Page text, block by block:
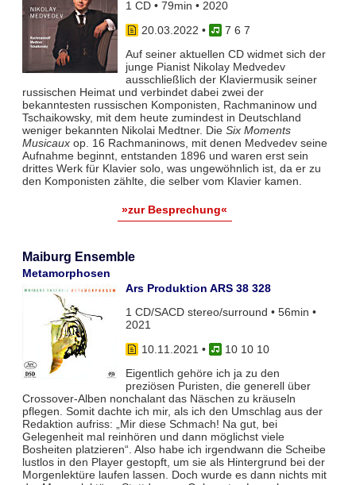
1 CD • 79min • 2020
20.03.2022 •
7 6 7
Auf seiner aktuellen CD widmet sich der
junge Pianist Nikolay Medvedev
ausschließlich der Klaviermusik seiner
russischen Heimat und verbindet dabei zwei der
bekanntesten russischen Komponisten, Rachmaninow und
Tschaikowsky, mit dem heute zumindest in Deutschland
weniger bekannten Nikolai Medtner. Die Six Moments
Musicauxop. 16 Rachmaninows, mit denen Medvedev seine
Aufnahme beginnt, entstanden 1896 und waren erst sein
drittes Werk für Klavier solo, was ungewöhnlich ist, da er zu
den Komponisten zählte, die selber vom Klavier kamen.
»zur Besprechung«
Maiburg Ensemble
Metamorphosen
Ars Produktion ARS 38 328
1 CD/SACD stereo/surround • 56min •
2021
10.11.2021 •
10 10 10
Eigentlich gehöre ich ja zu den
preziösen Puristen, die generell über
Crossover-Alben nonchalant das Näschen zu kräuseln
pflegen. Somit dachte ich mir, als ich den Umschlag aus der
Redaktion aufriss: „Mir diese Schmach! Na gut, bei
Gelegenheit mal reinhören und dann möglichst viele
Bosheiten platzieren“. Also habe ich irgendwann die Scheibe
lustlos in den Player gestopft, um sie als Hintergrund bei der
Morgenlektüre laufen lassen. Doch wurde es dann nichts mit